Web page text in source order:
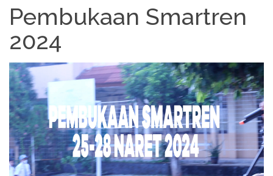
Pembukaan Smartren
2024